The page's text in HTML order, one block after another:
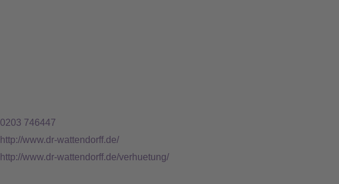
0203 746447
http://www.dr-wattendorff.de/
http://www.dr-wattendorff.de/verhuetung/